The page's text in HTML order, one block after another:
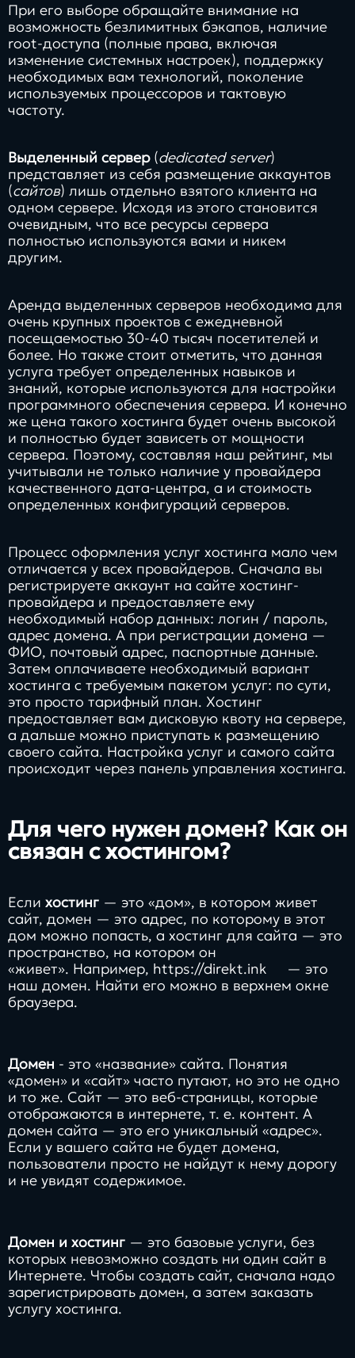
При его выборе обращайте внимание на
возможность безлимитных бэкапов, наличие
root-доступа (полные права, включая
изменение системных настроек), поддержку
необходимых вам технологий, поколение
используемых процессоров и тактовую
частоту.
Выделенный сервер(dedicated server)
представляет из себя размещение аккаунтов
(сайтов) лишь отдельно взятого клиента на
одном сервере. Исходя из этого становится
очевидным, что все ресурсы сервера
полностью используются вами и никем
другим.
Аренда выделенных серверов необходима для
очень крупных проектов с ежедневной
посещаемостью 30-40 тысяч посетителей и
более. Но также стоит отметить, что данная
услуга требует определенных навыков и
знаний, которые используются для настройки
программного обеспечения сервера. И конечно
же цена такого хостинга будет очень высокой
и полностью будет зависеть от мощности
сервера. Поэтому, составляя наш рейтинг, мы
учитывали не только наличие у провайдера
качественного дата-центра, а и стоимость
определенных конфигураций серверов.
Процесс оформления услуг хостинга мало чем
отличается у всех провайдеров. Сначала вы
регистрируете аккаунт на сайте хостинг-
провайдера и предоставляете ему
необходимый набор данных: логин / пароль,
адрес домена. А при регистрации домена —
ФИО, почтовый адрес, паспортные данные.
Затем оплачиваете необходимый вариант
хостинга с требуемым пакетом услуг: по сути,
это просто тарифный план. Хостинг
предоставляет вам дисковую квоту на сервере,
а дальше можно приступать к размещению
своего сайта. Настройка услуг и самого сайта
происходит через панель управления хостинга.
Для чего нужен домен? Как он
связан с хостингом?
Если хостинг — это «дом», в котором живет
сайт, домен — это адрес, по которому в этот
дом можно попасть, а хостинг для сайта — это
пространство, на котором он
«живет». Например, https://direkt.ink
— это
наш домен. Найти его можно в верхнем окне
браузера.
Домен - это «название» сайта. Понятия
«домен» и «сайт» часто путают, но это не одно
и то же. Сайт — это веб-страницы, которые
отображаются в интернете, т. е. контент. А
домен сайта — это его уникальный «адрес».
Если у вашего сайта не будет домена,
пользователи просто не найдут к нему дорогу
и не увидят содержимое.
Домен и хостинг — это базовые услуги, без
которых невозможно создать ни один сайт в
Интернете. Чтобы создать сайт, сначала надо
зарегистрировать домен, а затем заказать
услугу хостинга.